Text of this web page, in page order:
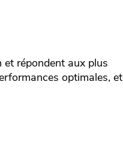
et répondent aux plus
optimales, et